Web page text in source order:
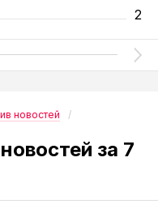
2
новостей
за 7